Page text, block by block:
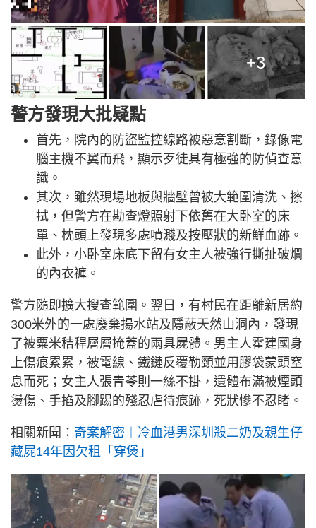
+3
警方發現大批疑點
首先，院內的防盜監控線路被惡意割斷，錄像電
腦主機不翼而飛，顯示歹徒具有極強的防偵查意
識。
其次，雖然現場地板與牆壁曾被大範圍清洗、擦
拭，但警方在勘查燈照射下依舊在大卧室的床
單、枕頭上發現多處噴濺及按壓狀的新鮮血跡。
此外，小卧室床底下留有女主人被強行撕扯破爛
的內衣褲。
警方隨即擴大搜查範圍。翌日，有村民在距離新居約
300米外的一處廢棄揚水站及隱蔽天然山洞內，發現
了被粟米秸稈層層掩蓋的兩具屍體。男主人霍建國身
上傷痕累累，被電線、鐵鏈反覆勒頸並用膠袋蒙頭窒
息而死；女主人張青苓則一絲不掛，遺體布滿被煙頭
燙傷、手掐及腳踢的殘忍虐待痕跡，死狀慘不忍睹。
相關新聞： 奇案解密︱冷血港男深圳殺二奶及親生仔
藏屍14年因欠租「穿煲」